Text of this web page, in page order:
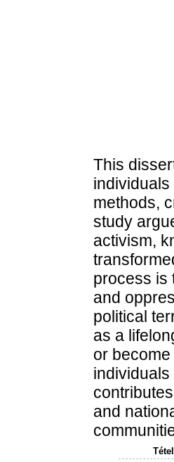
This
methods,
study
activism,
process is
and
political
as a
or
and